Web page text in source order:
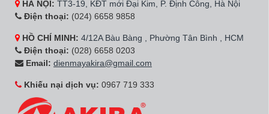
HÀ NỘI: TT3-19, KĐT mới Đại Kim, P. Định Công, Hà Nội
Điện thoại: (024) 6658 9858
HỒ CHÍ MINH: 4/12A Bàu Bàng , Phường Tân Bình , HCM
Điện thoại: (028) 6658 0203
Email: dienmayakira@gmail.com
Khiếu nại dịch vụ: 0967 719 333